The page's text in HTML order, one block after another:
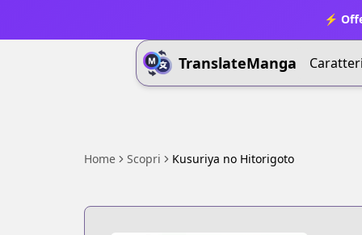
⚡
TranslateManga
Home Scopri Kusuriya no Hitorigoto